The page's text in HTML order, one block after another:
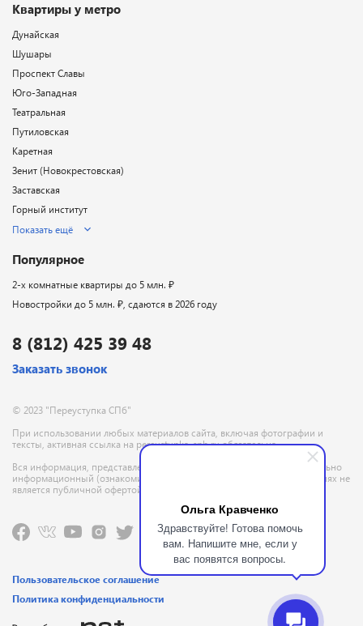
Ольга Кравченко
Здравствуйте! Готова помочь
вам. Напишите мне, если у
вас появятся вопросы.
8 (812) 425 39 48
Заказать звонок
© 2023 "Переуступка СПб"
При использовании любых материалов сайта, включая фотографии и
тексты, активная ссылка на pereustupka-spb.ru обязательна
Вся информация, представленная на данном сайте, носит исключительно
информационный (ознакомительный) характер и ни при каких условиях не
является публичной офертой, определяемой положениями ГК РФ
Квартиры у метро
Дунайская
Шушары
Проспект Славы
Юго-Западная
Театральная
Путиловская
Каретная
Зенит (Новокрестовская)
Заставская
Горный институт
Показать ещё
Популярное
2-х комнатные квартиры до 5 млн. ₽
Новостройки до 5 млн. ₽, сдаются в 2026 году
Пользовательское соглашение
Политика конфиденциальности